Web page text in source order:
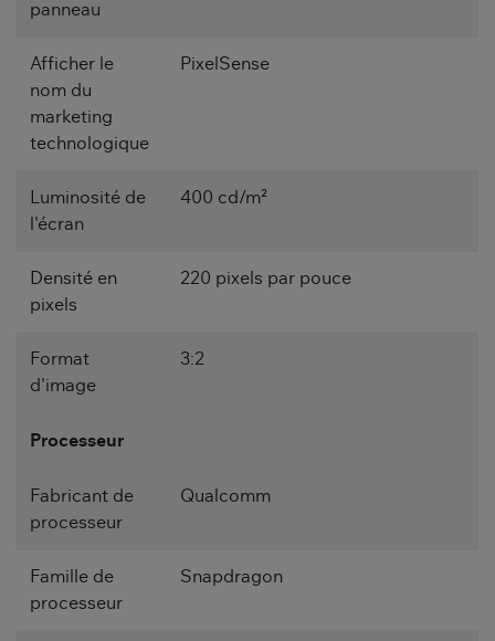
panneau
Afficher le
nom du
marketing
technologique
PixelSense
Luminosité de
l'écran
400 cd/m²
Densité en
pixels
220 pixels par pouce
Format
d'image
3:2
Processeur
Fabricant de
processeur
Qualcomm
Famille de
processeur
Snapdragon